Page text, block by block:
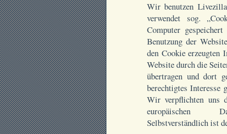
Wir benutzen
verwendet sog.
Computer
Benutzung der
den Cookie erzeugten
Website durch die
übertragen und dort
berechtigtes
Wir verpflichten uns
europäischen
Selbstverständlich ist